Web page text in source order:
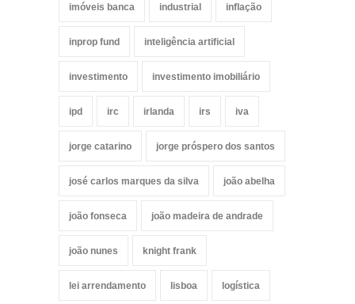
imóveis banca industrial inflação
inprop fund inteligência artificial
investimento investimento imobiliário
ipd irc irlanda irs iva
jorge catarino jorge próspero dos santos
josé carlos marques da silva joão abelha
joão fonseca joão madeira de andrade
joão nunes knight frank
lei arrendamento lisboa logística